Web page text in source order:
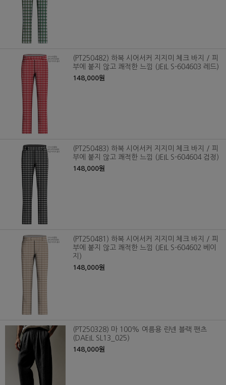
(PT250482) 하복 시어서커 지지미 체크 바지 / 피
부에 붙지 않고 쾌적한 느낌 (JEIL S-604603 레드)
148,000원
(PT250483) 하복 시어서커 지지미 체크 바지 / 피
부에 붙지 않고 쾌적한 느낌 (JEIL S-604604 검정)
148,000원
(PT250481) 하복 시어서커 지지미 체크 바지 / 피
부에 붙지 않고 쾌적한 느낌 (JEIL S-604602 베이
지)
148,000원
(PT250328) 마 100% 여름용 린넨 블랙 팬츠
(DAEIL SL13_025)
148,000원